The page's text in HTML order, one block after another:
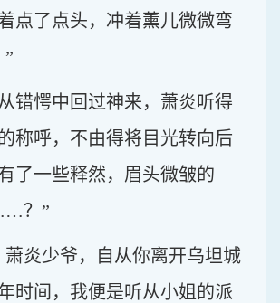
点了点头，冲着薰儿微微弯
错愕中回过神来，萧炎听得
称呼，不由得将目光转向后
了一些释然，眉头微皱的
？”
萧炎少爷，自从你离开乌坦城
时间，我便是听从小姐的派